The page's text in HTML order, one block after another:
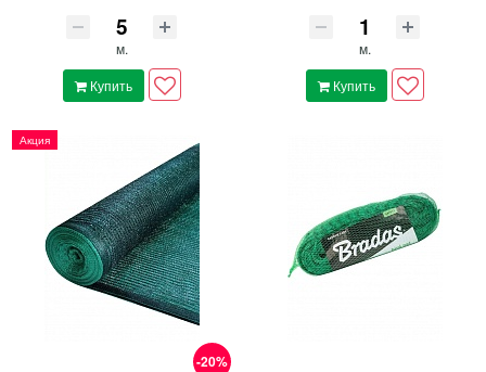
м.
Купить
м.
Купить
-20%
Акция